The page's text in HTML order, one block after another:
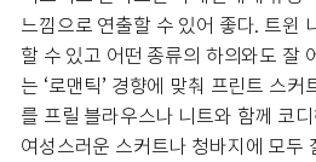
느낌으로 연출할 수 있어 좋다. 트윈
할 수 있고 어떤 종류의 하의와도 잘
는 ‘로맨틱’ 경향에 맞춰 프린트 스
를 프릴 블라우스나 니트와 함께 코
여성스러운 스커트나 청바지에 모두